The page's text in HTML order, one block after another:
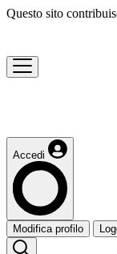
Questo sito
Accedi
Modifica profilo